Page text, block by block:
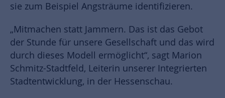
sie zum Beispiel Angsträume identifizieren.
„Mitmachen statt Jammern. Das ist das Gebot
der Stunde für unsere Gesellschaft und das wird
durch dieses Modell ermöglicht“, sagt Marion
Schmitz-Stadtfeld, Leiterin unserer Integrierten
Stadtentwicklung, in der Hessenschau.